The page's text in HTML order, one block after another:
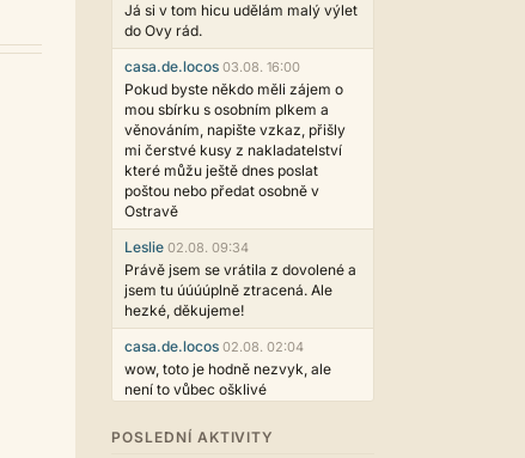
Já si v tom hicu udělám malý výlet
do Ovy rád.
casa.de.locos 03.08. 16:00
Pokud byste někdo měli zájem o
mou sbírku s osobním plkem a
věnováním, napište vzkaz, přišly
mi čerstvé kusy z nakladatelství
které můžu ještě dnes poslat
poštou nebo předat osobně v
Ostravě
Leslie 02.08. 09:34
Právě jsem se vrátila z dovolené a
jsem tu úúúúplně ztracená. Ale
hezké, děkujeme!
casa.de.locos 02.08. 02:04
wow, toto je hodně nezvyk, ale
není to vůbec ošklivé
Jarda468
Už i počet přečtení jde vidět,
POSLEDNÍ AKTIVITY